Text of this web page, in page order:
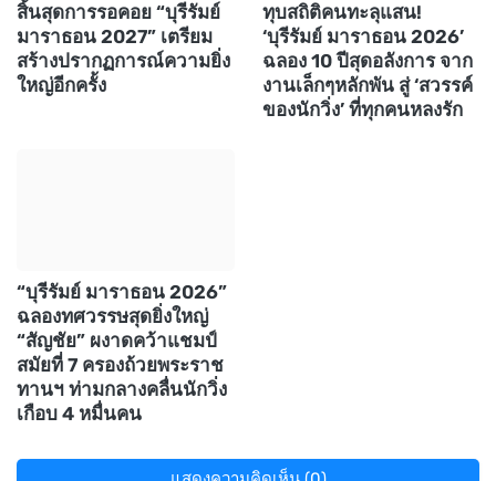
สิ้นสุดการรอคอย “บุรีรัมย์
มาราธอน 2027” เตรียม
สร้างปรากฏการณ์ความยิ่ง
ใหญ่อีกครั้ง
ทุบสถิติคนทะลุแสน!
‘บุรีรัมย์ มาราธอน 2026’
ฉลอง 10 ปีสุดอลังการ จาก
งานเล็กๆหลักพัน สู่ ‘สวรรค์
ของนักวิ่ง’ ที่ทุกคนหลงรัก
“บุรีรัมย์ มาราธอน 2026”
ฉลองทศวรรษสุดยิ่งใหญ่
“สัญชัย” ผงาดคว้าแชมป์
สมัยที่ 7 ครองถ้วยพระราช
ทานฯ ท่ามกลางคลื่นนักวิ่ง
เกือบ 4 หมื่นคน